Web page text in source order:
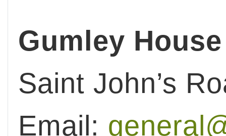
Gumley
Saint John’s
Email: